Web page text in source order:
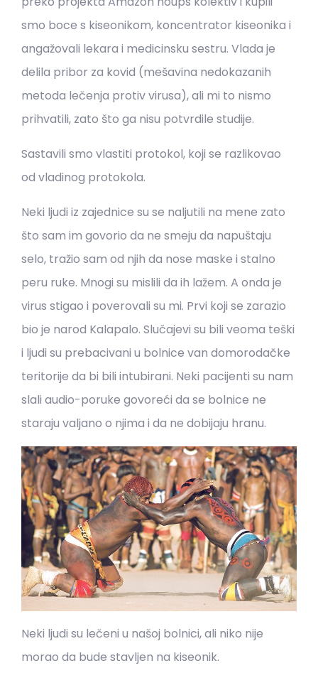
smo boce s kiseonikom, koncentrator kiseonika i
angažovali lekara i medicinsku sestru. Vlada je
delila pribor za kovid (mešavina nedokazanih
metoda lečenja protiv virusa), ali mi to nismo
prihvatili, zato što ga nisu potvrdile studije.
Sastavili smo vlastiti protokol, koji se razlikovao
od vladinog protokola.
Neki ljudi iz zajednice su se naljutili na mene zato
što sam im govorio da ne smeju da napuštaju
selo, tražio sam od njih da nose maske i stalno
peru ruke. Mnogi su mislili da ih lažem. A onda je
virus stigao i poverovali su mi. Prvi koji se zarazio
bio je narod Kalapalo. Slučajevi su bili veoma teški
i ljudi su prebacivani u bolnice van domorodačke
teritorije da bi bili intubirani. Neki pacijenti su nam
slali audio-poruke govoreći da se bolnice ne
staraju valjano o njima i da ne dobijaju hranu.
Neki ljudi su lečeni u našoj bolnici, ali niko nije
morao da bude stavljen na kiseonik.